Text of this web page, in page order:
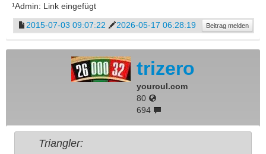
¹Admin: Link eingefügt
2015-07-03 09:07:22
2026-05-17 06:28:19 Beitrag melden
trizero
youroul.com
80
694
Triangler: